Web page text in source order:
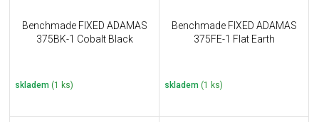
Benchmade FIXED ADAMAS
375BK-1 Cobalt Black
skladem (1 ks)
Benchmade FIXED ADAMAS
375FE-1 Flat Earth
skladem (1 ks)